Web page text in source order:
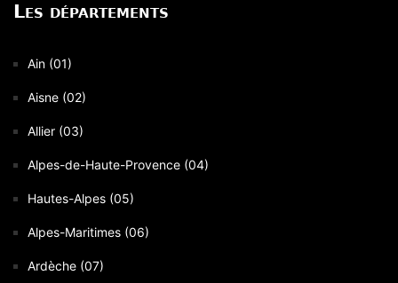
Les départements
Ain (01)
Aisne (02)
Allier (03)
Alpes-de-Haute-Provence (04)
Hautes-Alpes (05)
Alpes-Maritimes (06)
Ardèche (07)